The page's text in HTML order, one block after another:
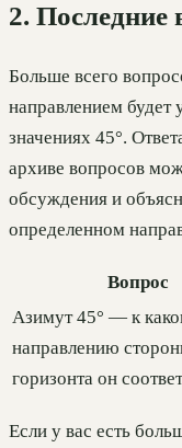
2. Последние
Больше всего
направлением будет
значениях 45°.
архиве вопросов
обсуждения и
определенном
Вопрос
Азимут 45° — к
направлению
горизонта он
Если у вас есть